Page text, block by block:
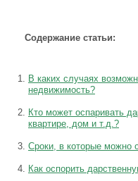
Содержание статьи:
В каких случаях
недвижимость?
Кто может оспаривать
квартире, дом и т.д.?
Сроки, в которые можно
Как оспорить